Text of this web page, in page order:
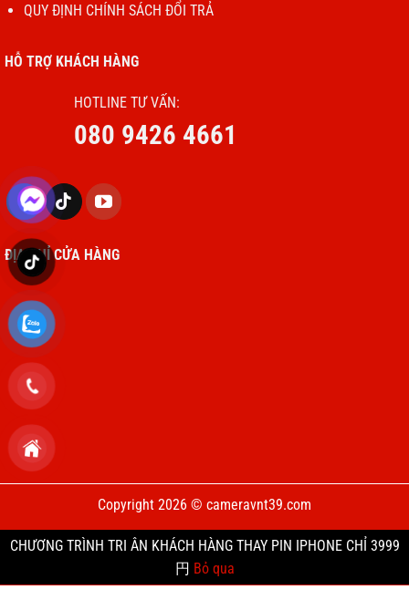
QUY ĐỊNH CHÍNH SÁCH ĐỔI TRẢ
HỖ TRỢ KHÁCH HÀNG
HOTLINE TƯ VẤN:
080 9426 4661
ĐỊA CHỈ CỬA HÀNG
Copyright 2026 © cameravnt39.com
CHƯƠNG TRÌNH TRI ÂN KHÁCH HÀNG THAY PIN IPHONE CHỈ 3999
円 Bỏ qua